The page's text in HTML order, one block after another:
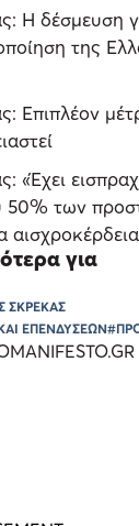
Η δέσμευση
της
Επιπλέον
«Έχει
50% των
για
ΣΚΡΕΚΑΣ
ΕΠΕΝΔΥΣΕΩΝ